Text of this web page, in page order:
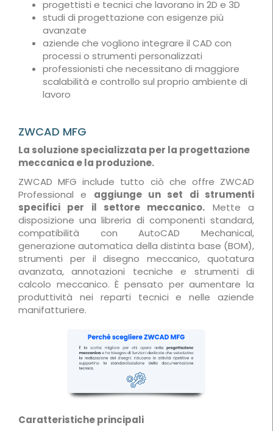
progettisti e tecnici che lavorano in 2D e 3D
studi di progettazione con esigenze più
avanzate
aziende che vogliono integrare il CAD con
processi o strumenti personalizzati
professionisti che necessitano di maggiore
scalabilità e controllo sul proprio ambiente di
lavoro
ZWCAD MFG
La soluzione specializzata per la progettazione
meccanica e la produzione.
ZWCAD MFG include tutto ciò che offre ZWCAD
Professional e aggiunge un set di strumenti
specifici per il settore meccanico. Mette a
disposizione una libreria di componenti standard,
compatibilità con AutoCAD Mechanical,
generazione automatica della distinta base (BOM),
strumenti per il disegno meccanico, quotatura
avanzata, annotazioni tecniche e strumenti di
calcolo meccanico. È pensato per aumentare la
produttività nei reparti tecnici e nelle aziende
manifatturiere.
Caratteristiche principali